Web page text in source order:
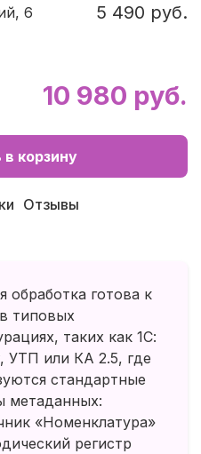
6
5 490 руб.
10 980 руб.
корзину
Отзывы
обработка готова к
типовых
таких как 1С:
УТП или КА 2.5, где
стандартные
метаданных:
«Номенклатура»
регистр